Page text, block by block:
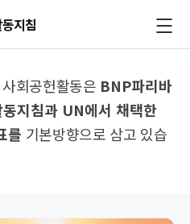
지침
메뉴
열기/
회공헌활동은 BNP파리바
지침과 UN에서 채택한
를 기본방향으로 삼고 있습